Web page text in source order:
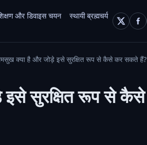
और डिवाइस चयन
स्थायी ब्रह्मचर्य
क्या है और जोड़े इसे सुरक्षित रूप से कैसे कर सकते हैं?
इसे सुरक्षित रूप से कैसे